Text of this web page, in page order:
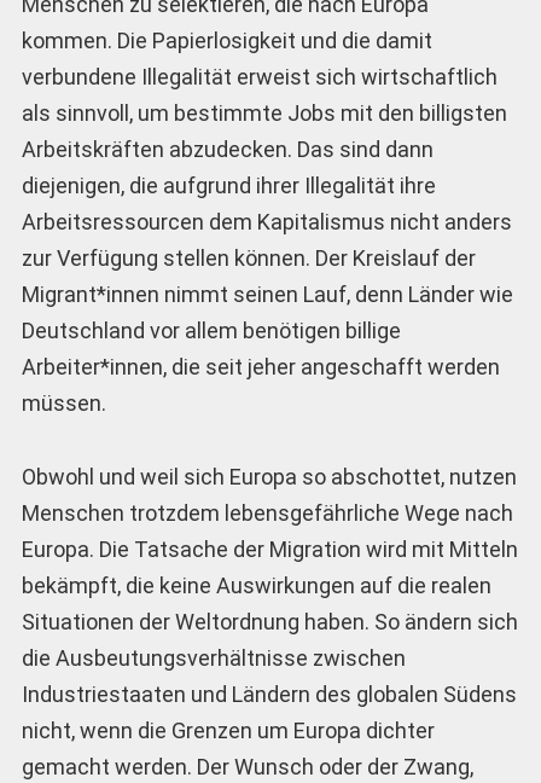
kommen. Die Papierlosigkeit und die damit
verbundene Illegalität erweist sich wirtschaftlich
als sinnvoll, um bestimmte Jobs mit den billigsten
Arbeitskräften abzudecken. Das sind dann
diejenigen, die aufgrund ihrer Illegalität ihre
Arbeitsressourcen dem Kapitalismus nicht anders
zur Verfügung stellen können. Der Kreislauf der
Migrant*innen nimmt seinen Lauf, denn Länder wie
Deutschland vor allem benötigen billige
Arbeiter*innen, die seit jeher angeschafft werden
müssen.
Obwohl und weil sich Europa so abschottet, nutzen
Menschen trotzdem lebensgefährliche Wege nach
Europa. Die Tatsache der Migration wird mit Mitteln
bekämpft, die keine Auswirkungen auf die realen
Situationen der Weltordnung haben. So ändern sich
die Ausbeutungsverhältnisse zwischen
Industriestaaten und Ländern des globalen Südens
nicht, wenn die Grenzen um Europa dichter
gemacht werden. Der Wunsch oder der Zwang,